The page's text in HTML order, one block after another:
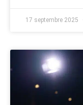
17 septembre 2025